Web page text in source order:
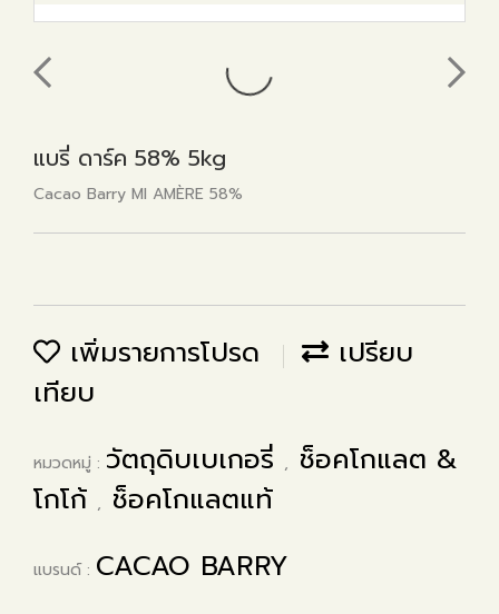
แบรี่ ดาร์ค 58% 5kg
Cacao Barry MI AMÈRE 58%
เพิ่มรายการโปรด
เปรียบ
เทียบ
หมวดหมู่ : วัตถุดิบเบเกอรี่ , ช็อคโกแลต &
โกโก้ , ช็อคโกแลตแท้
แบรนด์ : CACAO BARRY